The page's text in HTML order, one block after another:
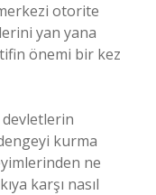
otorite
yan yana
önemi bir kez
kurma
ne
karşı nasıl